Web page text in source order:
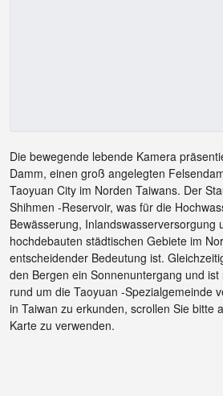
Die bewegende lebende Kamera
Damm, einen groß angelegten
Taoyuan City im Norden Taiwans. Der
Shihmen -Reservoir, was für die
Bewässerung, Inlandswasserversorgung
hochdebauten städtischen Gebiete im
entscheidender Bedeutung ist.
den Bergen ein Sonnenuntergang und
rund um die Taoyuan -Spezialgemeinde
in Taiwan zu erkunden, scrollen Sie bitte
Karte zu verwenden.